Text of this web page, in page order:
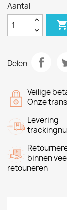
Aantal

Delen
Veilige
Onze
Levering
binnen
retouneren